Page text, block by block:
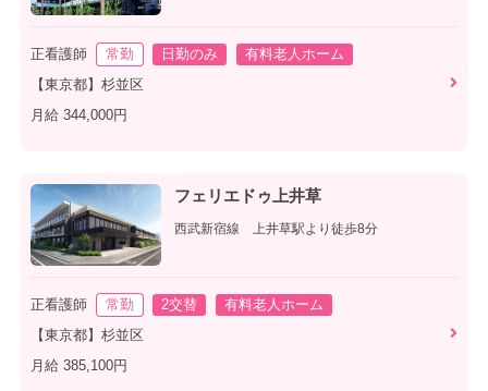
正看護師 常勤 日勤のみ
有料老人ホーム
【東京都】杉並区
月給 344,000円
フェリエドゥ上井草
西武新宿線 上井草駅より徒歩8分
正看護師 常勤 2交替
有料老人ホーム
【東京都】杉並区
月給 385,100円